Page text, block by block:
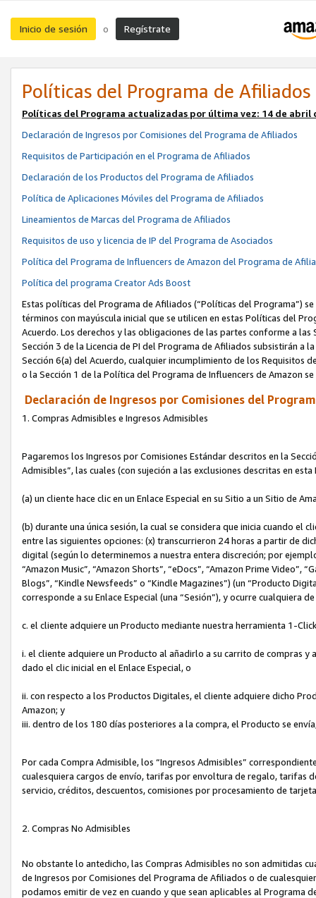
Inicio de sesión o Regístrate
Políticas del Programa de Afiliados
Políticas del Programa actualizadas por última vez: 14 de abril
Declaración de Ingresos por Comisiones del Programa de Afiliados
Requisitos de Participación en el Programa de Afiliados
Declaración de los Productos del Programa de Afiliados
Política de Aplicaciones Móviles del Programa de Afiliados
Lineamientos de Marcas del Programa de Afiliados
Requisitos de uso y licencia de IP del Programa de Asociados
Política del Programa de Influencers de Amazon del Programa de
Política del programa Creator Ads Boost
Estas políticas del Programa de Afiliados (“Políticas del Programa”)
términos con mayúscula inicial que se utilicen en estas Políticas del
Acuerdo. Los derechos y las obligaciones de las partes conforme a
Sección 3 de la Licencia de PI del Programa de Afiliados subsistirán
Sección 6(a) del Acuerdo, cualquier incumplimiento de los Requisitos
o la Sección 1 de la Política del Programa de Influencers de Amazon
Declaración de Ingresos por Comisiones del
1. Compras Admisibles e Ingresos Admisibles
Pagaremos los Ingresos por Comisiones Estándar descritos en la
Admisibles”, las cuales (con sujeción a las exclusiones descritas en
(a) un cliente hace clic en un Enlace Especial en su Sitio a un Sitio de
(b) durante una única sesión, la cual se considera que inicia cuando el
entre las siguientes opciones: (x) transcurrieron 24 horas a partir de
digital (según lo determinemos a nuestra entera discreción; por
“Amazon Music”, “Amazon Shorts”, “eDocs”, “Amazon Prime Video”,
Blogs”, “Kindle Newsfeeds” o “Kindle Magazines”) (un “Producto
corresponde a su Enlace Especial (una “Sesión”), y ocurre cualquiera
c. el cliente adquiere un Producto mediante nuestra herramienta 1-
i. el cliente adquiere un Producto al añadirlo a su carrito de compras
dado el clic inicial en el Enlace Especial, o
ii. con respecto a los Productos Digitales, el cliente adquiere dicho
Amazon; y
iii. dentro de los 180 días posteriores a la compra, el Producto se
Por cada Compra Admisible, los “Ingresos Admisibles”
cualesquiera cargos de envío, tarifas por envoltura de regalo, tarifas
servicio, créditos, descuentos, comisiones por procesamiento de
2. Compras No Admisibles
No obstante lo antedicho, las Compras Admisibles no son admitidas
de Ingresos por Comisiones del Programa de Afiliados o de
podamos emitir de vez en cuando y que sean aplicables al Programa